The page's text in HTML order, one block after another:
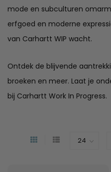
mode en subculturen
erfgoed en moderne
van Carhartt WIP wacht.
Ontdek de blijvende
broeken en meer. Laat je
bij Carhartt Work In Progress.